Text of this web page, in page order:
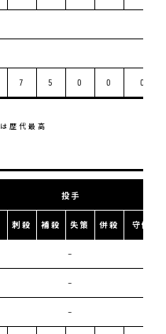
7 5 0 0 0
は歴代最高
投手
刺殺 補殺 失策 併殺 守備率
–
–
–